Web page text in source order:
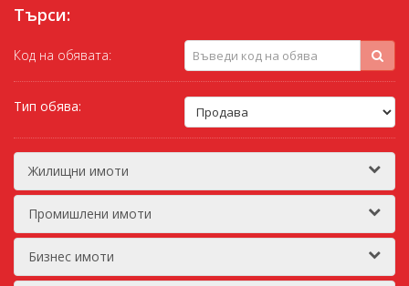
Търси:
Код на обявата:
Тип обява:
Жилищни имоти
Промишлени имоти
Бизнес имоти